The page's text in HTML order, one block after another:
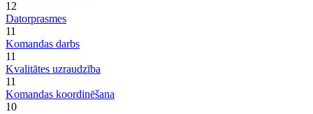
12
Datorprasmes
11
Komandas darbs
11
Kvalitātes uzraudzība
11
Komandas koordinēšana
10